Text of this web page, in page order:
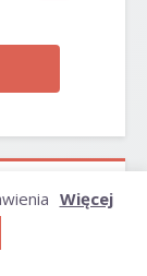
Więcej